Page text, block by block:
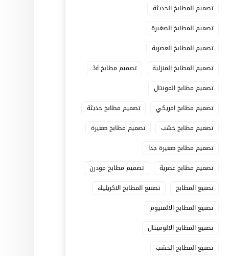
تصميم المطابخ الحديثة
تصميم المطابخ الصغيرة
تصميم المطابخ العصرية
تصميم المطابخ المنزلية
تصميم مطابخ 3d
تصميم مطابخ المونتال
تصميم مطابخ امريكي
تصميم مطابخ حديثة
تصميم مطابخ خشب
تصميم مطابخ صغيرة
تصميم مطابخ صغيرة جدا
تصميم مطابخ عصرية
تصميم مطابخ مودرن
تصنيع المطابخ
تصنيع المطابخ الاكريليك
تصنيع المطابخ الالمنيوم
تصنيع المطابخ الالوميتال
تصنيع المطابخ الخشب